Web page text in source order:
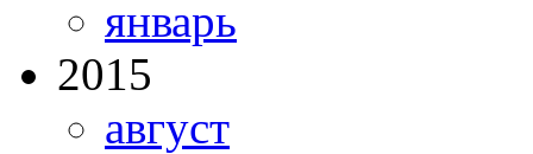
январь
2015
август